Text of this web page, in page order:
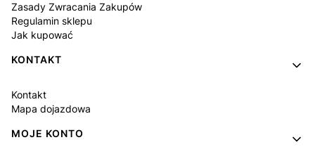
Zasady Zwracania Zakupów
Regulamin sklepu
Jak kupować
KONTAKT
Kontakt
Mapa dojazdowa
MOJE KONTO